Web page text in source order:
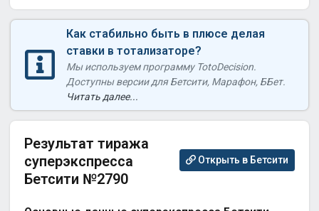
Как стабильно быть в плюсе делая
ставки в тотализаторе?
Мы используем программу TotoDecision.
Доступны версии для Бетсити, Марафон, ББет.
Читать далее...
Результат тиража
суперэкспресса
Бетсити №2790
Открыть в Бетсити